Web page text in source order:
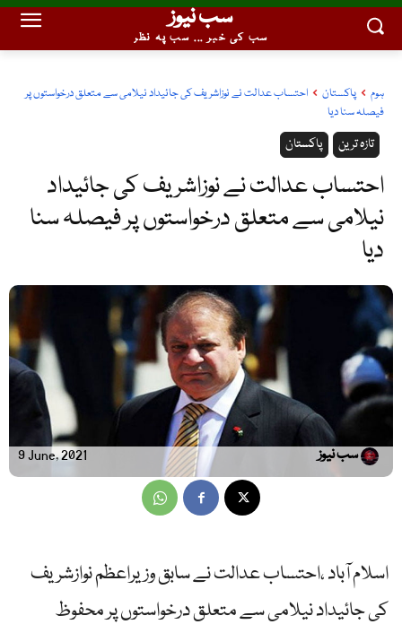
سب نیوز
سب کی خبر ... سب پہ نظر
ہوم پاکستان
احتساب عدالت نے نوزاشریف کی جائیداد نیلامی سے متعلق درخواستوں پر
فیصلہ سنا دیا
پاکستان تازہ ترین
احتساب عدالت نے نوزاشریف کی جائیداد
نیلامی سے متعلق درخواستوں پر فیصلہ سنا
دیا
9 June, 2021 سب نیوز
اسلام آباد ،احتساب عدالت نے سابق وزیراعظم نوازشریف
کی جائیداد نیلامی سے متعلق درخواستوں پر محفوظ